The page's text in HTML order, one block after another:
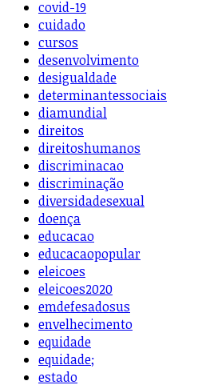
covid-19
cuidado
cursos
desenvolvimento
desigualdade
determinantessociais
diamundial
direitos
direitoshumanos
discriminacao
discriminação
diversidadesexual
doença
educacao
educacaopopular
eleicoes
eleicoes2020
emdefesadosus
envelhecimento
equidade
equidade;
estado